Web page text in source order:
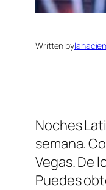
Written by
Noches
semana.
Vegas. De
Puedes